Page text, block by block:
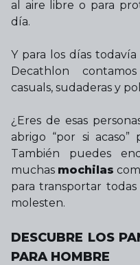
al aire libre o para
día.
Y para los días
Decathlon
casuals, sudaderas y
¿Eres de esas
abrigo “por si
También puedes
muchas mochilas
para transportar
molesten.
DESCUBRE LOS
PARA HOMBRE